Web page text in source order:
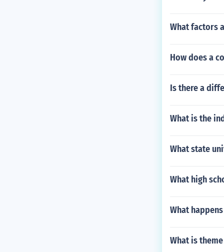
What factors
How does a
Is there a
What is the
What state
What high
What
What is